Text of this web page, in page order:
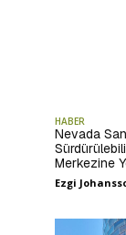
HABER
Nevada
Merkezine
Ezgi